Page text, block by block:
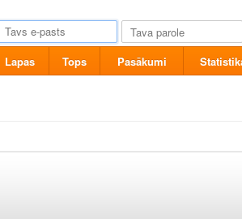
Lapas Tops Pasākumi